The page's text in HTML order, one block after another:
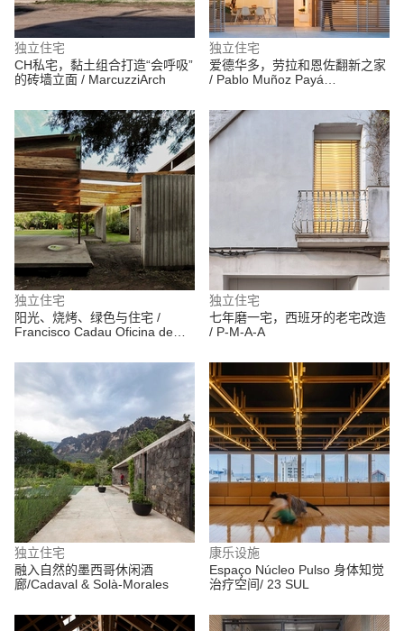
独立住宅
CH私宅，黏土组合打造“会呼吸”
的砖墙立面 / MarcuzziArch
独立住宅
爱德华多，劳拉和恩佐翻新之家
/ Pablo Muñoz Payá
独立住宅
阳光、烧烤、绿色与住宅 /
Francisco Cadau Oficina de
独立住宅
七年磨一宅，西班牙的老宅改造
/ P-M-A-A
独立住宅
融入自然的墨西哥休闲酒
廊/Cadaval & Solà-Morales
康乐设施
Espaço Núcleo Pulso 身体知觉
治疗空间/ 23 SUL